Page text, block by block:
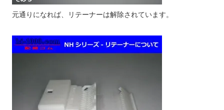
元通りになれば、リテーナーは解除されています。